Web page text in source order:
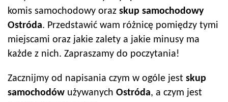
komis samochodowy oraz skup samochodowy
Ostróda. Przedstawić wam różnicę pomiędzy tymi
miejscami oraz jakie zalety a jakie minusy ma
każde z nich. Zapraszamy do poczytania!
Zacznijmy od napisania czym w ogóle jest skup
samochodów używanych Ostróda, a czym jest